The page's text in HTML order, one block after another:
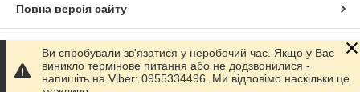
Повна версія сайту
Сайт створено на маркетплейсі Prom.ua
Політика конфіденційності
Ви спробували зв'язатися у неробочий час. Якщо у Вас
виникло термінове питання або не додзвонилися -
напишіть на Viber: 0955334496. Ми відповімо наскільки це